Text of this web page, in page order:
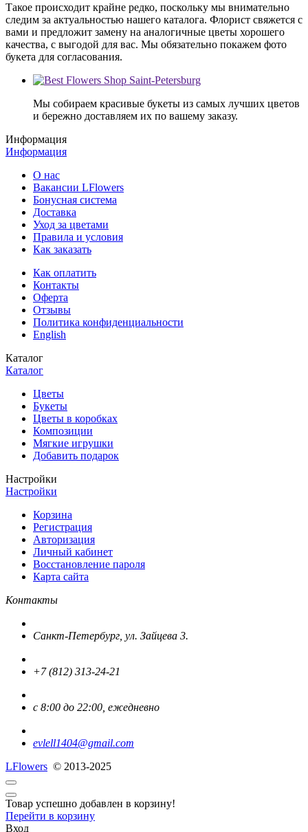
Такое происходит крайне редко, поскольку мы внимательно
следим за актуальностью нашего каталога. Флорист свяжется с
вами и предложит замену на аналогичные цветы хорошего
качества, с выгодой для вас. Мы обязательно покажем фото
букета для согласования.
Мы собираем красивые букеты из самых лучших цветов
и бережно доставляем их по вашему заказу.
Информация
Информация
О нас
Вакансии LFlowers
Бонусная система
Доставка
Уход за цветами
Правила и условия
Как заказать
Как оплатить
Контакты
Оферта
Отзывы
Политика конфиденциальности
English
Каталог
Каталог
Цветы
Букеты
Цветы в коробках
Композиции
Мягкие игрушки
Добавить подарок
Настройки
Настройки
Корзина
Регистрация
Авторизация
Личный кабинет
Восстановление пароля
Карта сайта
Контакты
Санкт-Петербург, ул. Зайцева 3.
+7 (812) 313-24-21
с 8:00 до 22:00, ежедневно
evlell1404@gmail.com
LFlowers © 2013-2025
Товар успешно добавлен в корзину!
Перейти в корзину
Вход